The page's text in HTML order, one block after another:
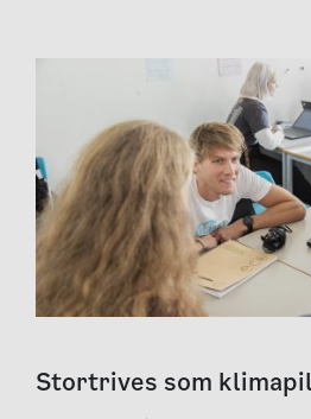
Stortrives som